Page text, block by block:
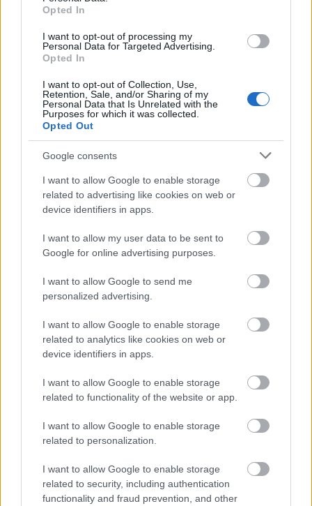
Opted In
I want to opt-out of processing my
Personal Data for Targeted Advertising.
Opted In
I want to opt-out of Collection, Use,
Retention, Sale, and/or Sharing of my
Personal Data that Is Unrelated with the
Purposes for which it was collected.
Opted Out
Google consents
I want to allow Google to enable storage
related to advertising like cookies on web or
device identifiers in apps.
I want to allow my user data to be sent to
Google for online advertising purposes.
I want to allow Google to send me
personalized advertising.
I want to allow Google to enable storage
related to analytics like cookies on web or
device identifiers in apps.
I want to allow Google to enable storage
related to functionality of the website or app.
I want to allow Google to enable storage
related to personalization.
I want to allow Google to enable storage
related to security, including authentication
functionality and fraud prevention, and other
Το 7ο Διεθνές Συνέδριο Αρχαία Ελίκη και Αιγιάλεια
Θηλασμός: Το «θαύμα» των πρώτων 1.000 ημερών – Τι
συμβαίνει στον εγκέφαλο του μωρού